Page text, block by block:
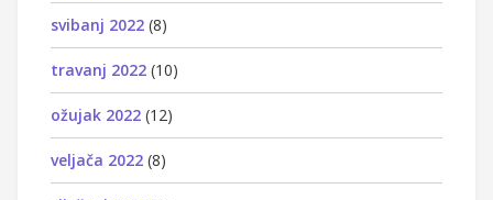
svibanj 2022 (8)
travanj 2022 (10)
ožujak 2022 (12)
veljača 2022 (8)